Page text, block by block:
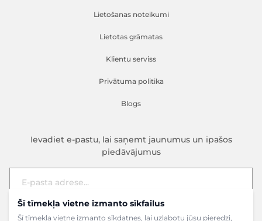
Šī tīmekļa vietne izmanto sīkfailus
Šī tīmekļa vietne izmanto sīkdatnes, lai uzlabotu jūsu pieredzi,
Lietošanas noteikumi
Lietotas grāmatas
Klientu serviss
Privātuma politika
Blogs
Ievadiet e-pastu, lai saņemt jaunumus un īpašos
piedāvājumus
E-pasta adrese
Pieteikties